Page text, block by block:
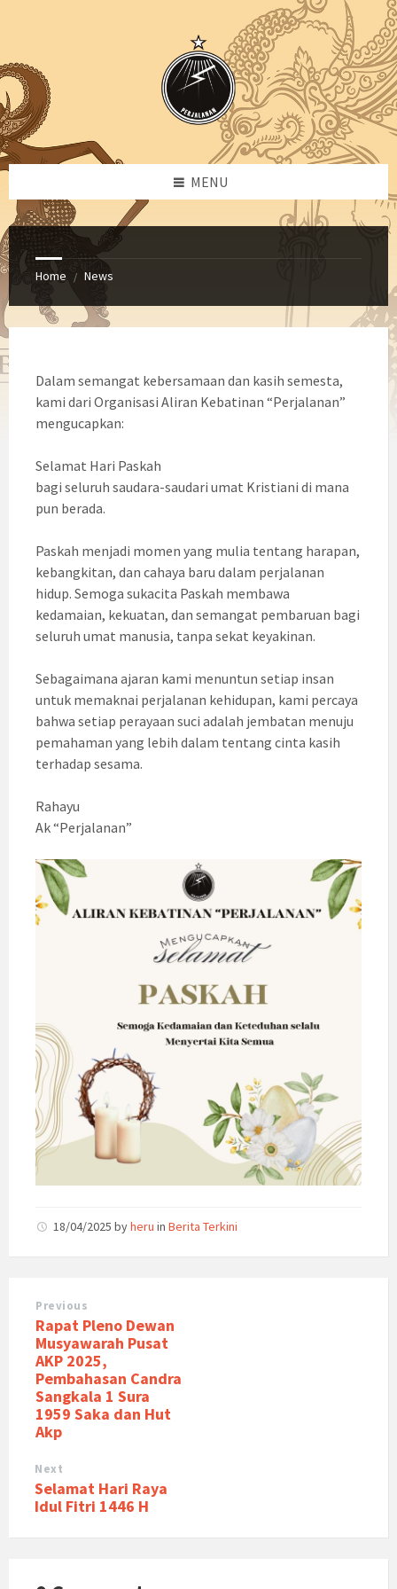
MENU
Home / News
Dalam semangat kebersamaan dan kasih semesta,
kami dari Organisasi Aliran Kebatinan “Perjalanan”
mengucapkan:
Selamat Hari Paskah
bagi seluruh saudara-saudari umat Kristiani di mana
pun berada.
Paskah menjadi momen yang mulia tentang harapan,
kebangkitan, dan cahaya baru dalam perjalanan
hidup. Semoga sukacita Paskah membawa
kedamaian, kekuatan, dan semangat pembaruan bagi
seluruh umat manusia, tanpa sekat keyakinan.
Sebagaimana ajaran kami menuntun setiap insan
untuk memaknai perjalanan kehidupan, kami percaya
bahwa setiap perayaan suci adalah jembatan menuju
pemahaman yang lebih dalam tentang cinta kasih
terhadap sesama.
Rahayu
Ak “Perjalanan”
18/04/2025 byheru in Berita Terkini
Previous
Rapat Pleno Dewan
Musyawarah Pusat
AKP 2025,
Pembahasan Candra
Sangkala 1 Sura
1959 Saka dan Hut
Akp
Next
Selamat Hari Raya
Idul Fitri 1446 H